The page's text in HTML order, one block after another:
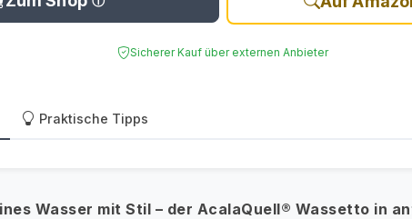
Sicherer Kauf über externen Anbieter
Praktische Tipps
Wasser mit Stil – der AcalaQuell® Wassetto in